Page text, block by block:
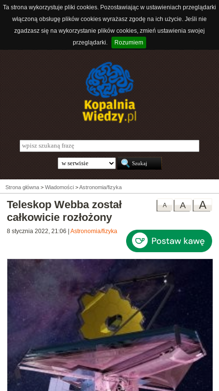
Ta strona wykorzystuje pliki cookies. Pozostawiając w ustawieniach przeglądarki
włączoną obsługę plików cookies wyrażasz zgodę na ich użycie. Jeśli nie
zgadzasz się na wykorzystanie plików cookies, zmień ustawienia swojej
przeglądarki.
Rozumiem
Strona główna > Wiadomości >Astronomia/fizyka
A
A
A
Teleskop Webba został
całkowicie rozłożony
8 stycznia 2022, 21:06 Astronomia/fizyka